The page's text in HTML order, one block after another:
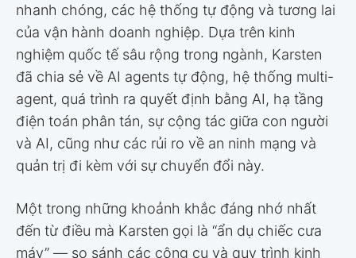
nhanh chóng, các hệ thống tự động và tương lai
của vận hành doanh nghiệp. Dựa trên kinh
nghiệm quốc tế sâu rộng trong ngành, Karsten
đã chia sẻ về AI agents tự động, hệ thống multi-
agent, quá trình ra quyết định bằng AI, hạ tầng
điện toán phân tán, sự cộng tác giữa con người
và AI, cũng như các rủi ro về an ninh mạng và
quản trị đi kèm với sự chuyển đổi này.
Một trong những khoảnh khắc đáng nhớ nhất
đến từ điều mà Karsten gọi là “ẩn dụ chiếc cưa
máy” — so sánh các công cụ và quy trình kinh